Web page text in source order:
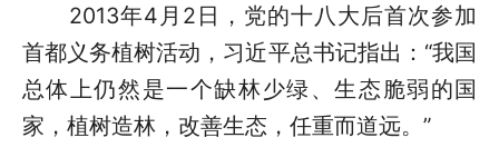
2013年4月2日，党的十八大后首次参加
首都义务植树活动，习近平总书记指出：“我国
总体上仍然是一个缺林少绿、生态脆弱的国
家，植树造林，改善生态，任重而道远。”